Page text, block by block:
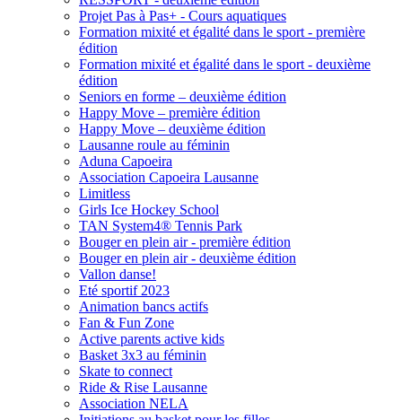
Projet Pas à Pas+ - Cours aquatiques
Formation mixité et égalité dans le sport - première
édition
Formation mixité et égalité dans le sport - deuxième
édition
Seniors en forme – deuxième édition
Happy Move – première édition
Happy Move – deuxième édition
Lausanne roule au féminin
Aduna Capoeira
Association Capoeira Lausanne
Limitless
Girls Ice Hockey School
TAN System4® Tennis Park
Bouger en plein air - première édition
Bouger en plein air - deuxième édition
Vallon danse!
Eté sportif 2023
Animation bancs actifs
Fan & Fun Zone
Active parents active kids
Basket 3x3 au féminin
Skate to connect
Ride & Rise Lausanne
Association NELA